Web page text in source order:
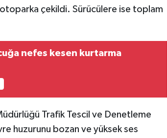
çekildi. Sürücülere ise toplam
nefes kesen kurtarma
Trafik Tescil ve Denetleme
huzurunu bozan ve yüksek ses